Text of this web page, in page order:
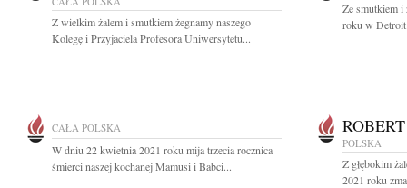
Z wielkim żalem i smutkiem żegnamy naszego
Kolegę i Przyjaciela Profesora Uniwersytetu...
Ze smutkiem i
roku w Detroit
CAŁA POLSKA
W dniu 22 kwietnia 2021 roku mija trzecia rocznica
śmierci naszej kochanej Mamusi i Babci...
POLSKA
Z głębokim
2021 roku